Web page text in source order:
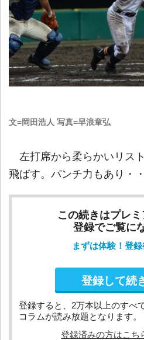
文=岡田浩人 写真=早浪章弘
左打席から柔らかいリス
飛ばす。パンチ力もあり・・
この続きはプレ
登録でご覧に
まずは体験！登
登録して続
登録すると、2万本以上のすべ
コラムが読み放題となります。
登録済みの方はこち